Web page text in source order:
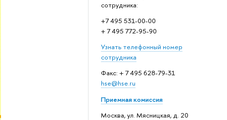
сотрудника:
+7 495 531-00-00
+ 7 495 772-95-90
Узнать телефонный номер
сотрудника
Факс: + 7 495 628-79-31
hse@hse.ru
Приемная комиссия
Москва, ул. Мясницкая, д. 20